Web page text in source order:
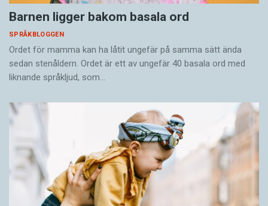
Barnen ligger bakom basala ord
SPRÅKBLOGGEN
Ordet för mamma kan ha låtit ungefär på samma sätt ända
sedan stenåldern. Ordet är ett av ungefär 40 basala ord med
liknande språkljud, som…